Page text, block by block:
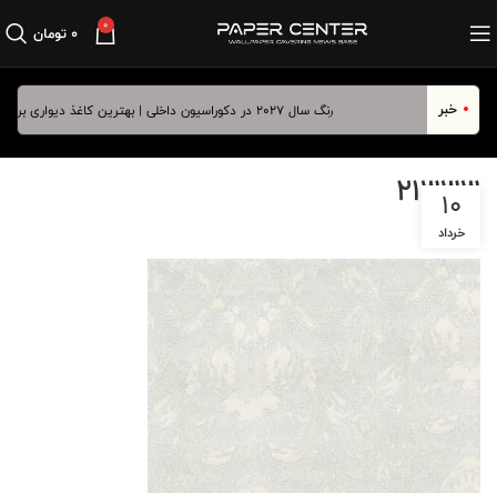
0 ۰تومان
خبر رنگ سال ۲۰۲۷ در دکوراسیون داخلی | بهترین کاغذ دیواری برای آبی درخشان
21333
10
خرداد